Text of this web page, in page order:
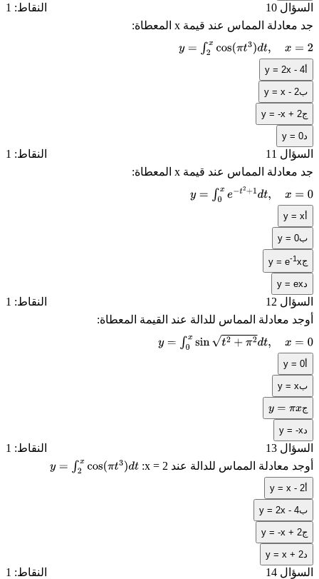
السؤال 10
النقاط: 1
جد معادلة المماس عند قيمة xالمعطاة:
y =∫ 2xcos(πt3)d t,x=2
y = 2x - 4
بy = x - 2
جy = -x + 2
y = 0
السؤال 11
النقاط: 1
جد معادلة المماس عند قيمة xالمعطاة:
y =∫ 0xe −t t,x=
y = x
بy = 0
ج y = e-1x
y = ex
السؤال 12
النقاط: 1
أوجد معادلة المماس للدالة عند القيمة المعطاة:
y =∫ 0xsint2+π 2 t,x =0
y = 0
بy = x
ج y =π x
y = -x
السؤال 13
النقاط: 1
أوجد معادلة المماس للدالة عند x = 2
:
y =∫ 2xcos(πt3)d t
y = x - 2
بy = 2x - 4
جy = -x + 2
y = x + 2
السؤال 14
النقاط: 1